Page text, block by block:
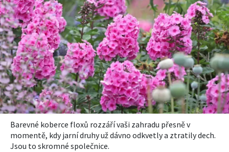
Barevné koberce floxů rozzáří vaši zahradu přesně v
momentě, kdy jarní druhy už dávno odkvetly a ztratily dech.
Jsou to skromné společnice.